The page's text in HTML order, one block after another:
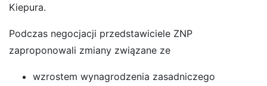
Kiepura.
Podczas negocjacji przedstawiciele ZNP
zaproponowali zmiany związane ze
wzrostem wynagrodzenia zasadniczego